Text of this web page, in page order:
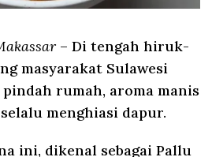
– Di tengah hiruk-
masyarakat Sulawesi
rumah, aroma manis
menghiasi dapur.
ini, dikenal sebagai Pallu